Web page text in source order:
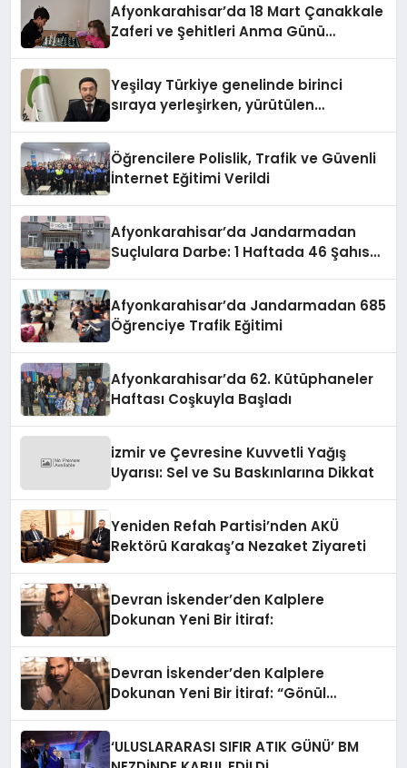
Afyonkarahisar’da 18 Mart Çanakkale
Zaferi ve Şehitleri Anma Günü
Yeşilay Türkiye genelinde birinci
sıraya yerleşirken, yürütülen
Öğrencilere Polislik, Trafik ve Güvenli
İnternet Eğitimi Verildi
Afyonkarahisar’da Jandarmadan
Suçlulara Darbe: 1 Haftada 46 Şahıs
Afyonkarahisar’da Jandarmadan 685
Öğrenciye Trafik Eğitimi
Afyonkarahisar’da 62. Kütüphaneler
Haftası Coşkuyla Başladı
izmir ve Çevresine Kuvvetli Yağış
Uyarısı: Sel ve Su Baskınlarına Dikkat
Yeniden Refah Partisi’nden AKÜ
Rektörü Karakaş’a Nezaket Ziyareti
Devran İskender’den Kalplere
Dokunan Yeni Bir İtiraf:
Devran İskender’den Kalplere
Dokunan Yeni Bir İtiraf: “Gönül
‘ULUSLARARASI SIFIR ATIK GÜNÜ’ BM